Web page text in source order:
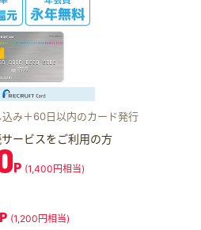
み＋60日以内のカード発行
ービスをご利用の方
P (1,400円相当)
P (1,200円相当)